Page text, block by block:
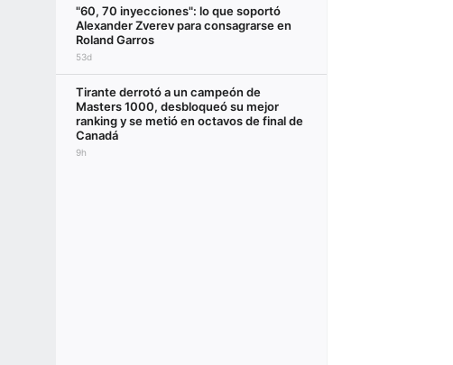
"60, 70 inyecciones": lo que soportó
Alexander Zverev para consagrarse en
Roland Garros
53d
Tirante derrotó a un campeón de
Masters 1000, desbloqueó su mejor
ranking y se metió en octavos de final de
Canadá
9h